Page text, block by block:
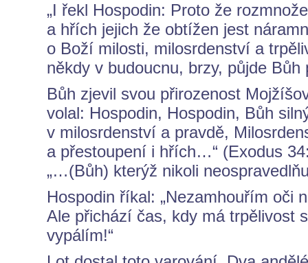
„I řekl Hospodin: Proto že
a hřích jejich že obtížen jest
o Boží milosti, milosrdenství a
někdy v budoucnu, brzy, půjde
Bůh zjevil svou přirozenost
volal: Hospodin, Hospodin, Bůh
v milosrdenství a pravdě,
a přestoupení i hřích…“ (Exodus
„…(Bůh) kterýž nikoli
Hospodin říkal: „Nezamhouřím oči
Ale přichází čas, kdy má trpělivost
vypálím!“